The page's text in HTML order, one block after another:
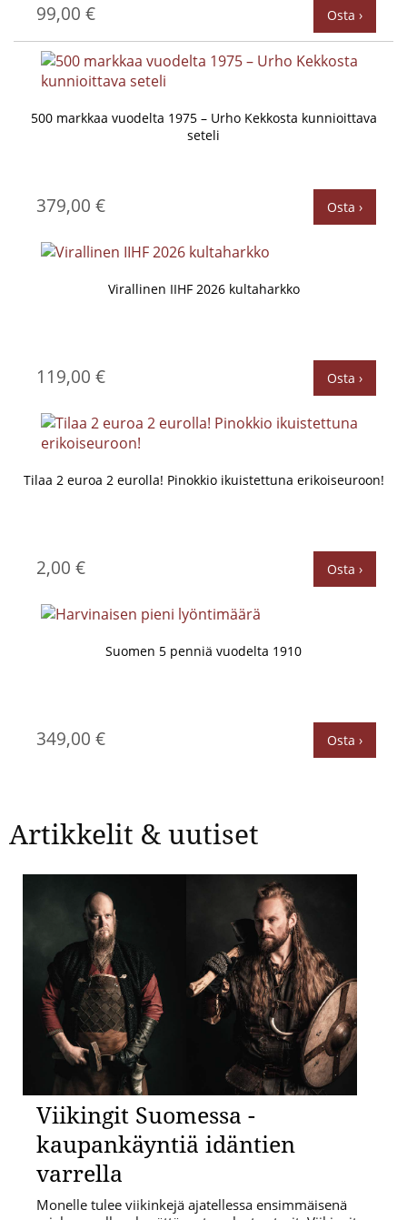
99,00 € Osta ›
500 markkaa vuodelta 1975 – Urho Kekkosta kunnioittava
seteli
379,00 € Osta ›
Virallinen IIHF 2026 kultaharkko
119,00 € Osta ›
Tilaa 2 euroa 2 eurolla! Pinokkio ikuistettuna erikoiseuroon!
2,00 € Osta ›
Suomen 5 penniä vuodelta 1910
349,00 € Osta ›
Artikkelit & uutiset
Viikingit Suomessa -
kaupankäyntiä idäntien
varrella
Monelle tulee viikinkejä ajatellessa ensimmäisenä